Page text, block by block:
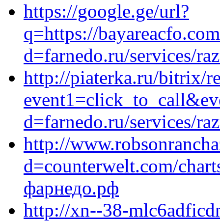
https://google.ge/url?
q=https://
d=farnedo.ru/services/
http://piaterka.ru/bitrix/
d=farnedo.ru/services/
http://
d=counterwelt.com/
фарнедо.рф
http://xn--38-